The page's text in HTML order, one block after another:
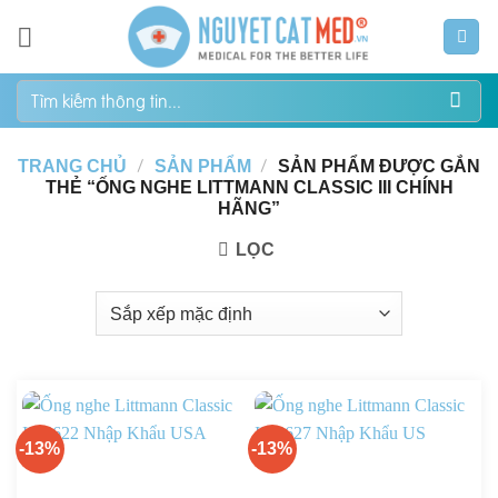
dung
Tìm
kiếm:
TRANG CHỦ / SẢN PHẨM / SẢN PHẨM ĐƯỢC GẮN
THẺ “ỐNG NGHE LITTMANN CLASSIC III CHÍNH
HÃNG”
LỌC
-13% -13%